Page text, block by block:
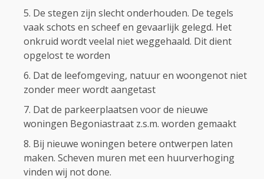
De stegen zijn slecht onderhouden. De tegels
vaak schots en scheef en gevaarlijk gelegd. Het
onkruid wordt veelal niet weggehaald. Dit dient
opgelost te worden
Dat de leefomgeving, natuur en woongenot niet
zonder meer wordt aangetast
Dat de parkeerplaatsen voor de nieuwe
woningen Begoniastraat z.s.m. worden gemaakt
Bij nieuwe woningen betere ontwerpen laten
maken. Scheven muren met een huurverhoging
vinden wij not done.